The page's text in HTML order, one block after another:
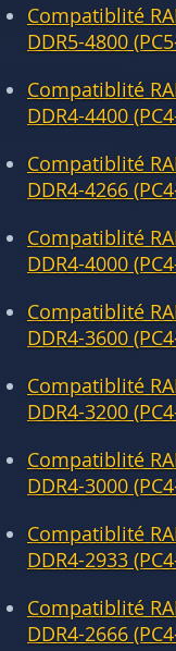
Compatiblité
DDR5-4800
Compatiblité
DDR4-4400
Compatiblité
DDR4-4266
Compatiblité
DDR4-4000
Compatiblité
DDR4-3600
Compatiblité
DDR4-3200
Compatiblité
DDR4-3000
Compatiblité
DDR4-2933
Compatiblité
DDR4-2666